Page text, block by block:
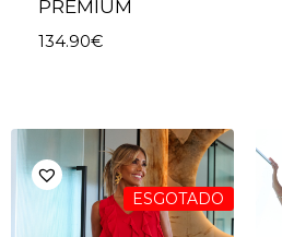
PREMIUM
134.90€
ESGOTADO